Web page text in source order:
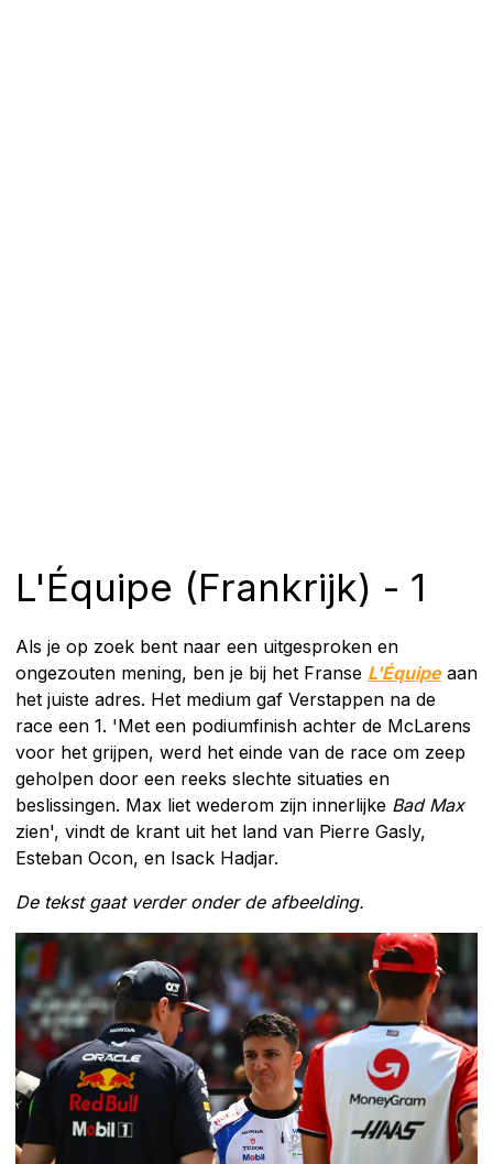
L'Équipe (Frankrijk) - 1
Als je op zoek bent naar een uitgesproken en
ongezouten mening, ben je bij het Franse L'Équipeaan
het juiste adres. Het medium gaf Verstappen na de
race een 1. 'Met een podiumfinish achter de McLarens
voor het grijpen, werd het einde van de race om zeep
geholpen door een reeks slechte situaties en
beslissingen. Max liet wederom zijn innerlijke Bad Max
zien', vindt de krant uit het land van Pierre Gasly,
Esteban Ocon, en Isack Hadjar.
De tekst gaat verder onder de afbeelding.